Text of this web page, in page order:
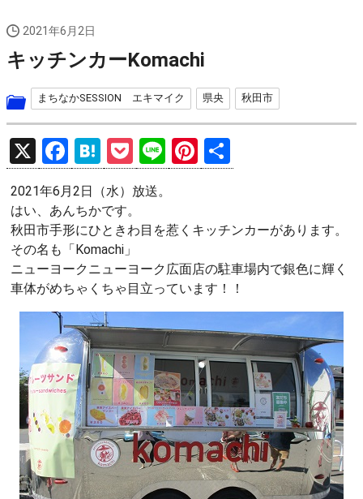
2021年6月2日
キッチンカーKomachi
まちなかSESSION エキマイク 県央 秋田市
X
F
a
ce
b
o
o
k
H
at
e
n
a
P
o
ck
et
Li
n
Pi
nt
es
t
有
2021年6月2日（水）放送。
はい、あんちかです。
秋田市手形にひときわ目を惹くキッチンカーがあります。
その名も「Komachi」
ニューヨークニューヨーク広面店の駐車場内で銀色に輝く
車体がめちゃくちゃ目立っています！！